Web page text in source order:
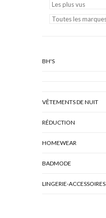
BH'S
VÊTEMENTS DE NUIT
RÉDUCTION
HOMEWEAR
BADMODE
LINGERIE-ACCESSOIRES